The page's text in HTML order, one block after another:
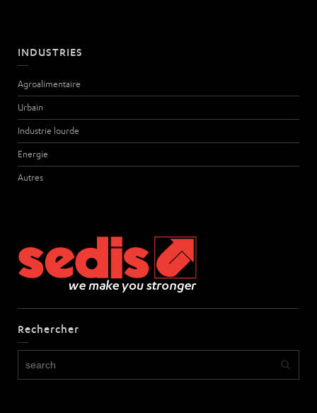
INDUSTRIES
Agroalimentaire
Urbain
Industrie lourde
Energie
Autres
Rechercher